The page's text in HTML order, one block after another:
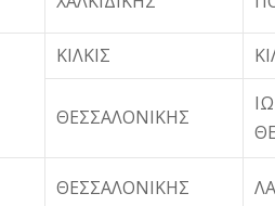
ΚΙΛΚΙΣ
ΘΕΣΣΑΛΟΝΙΚΗΣ
ΘΕΣΣΑΛΟΝΙΚΗΣ